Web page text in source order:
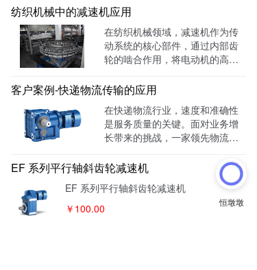
调速，实现搅拌速度的精准调
节，显著提高了物料混合均匀性
和化学反应的控制精度，同时降
低了能耗和安全风险，推动化工
行业的智能化发展。
纺织机械中的减速机应用
在纺织机械领域，减速机作为传
动系统的核心部件，通过内部齿
轮的啮合作用，将电动机的高速
保纺织过程的顺利进行。在纺纱
机中，减速机为纺锭提供稳定动
力，调节旋转速度，提高生产效
率；在织机上，它精确控制综框
和梭子的运动，提高织物质量，
减速机为针杆和压脚提供稳定驱
动力，确保缝合质量，适应不同
材质。减速机技术的不断创新和
完善，为纺织行业的繁荣与发展
客户案例-快递物流传输的应用
在快递物流行业，速度和准确性
是服务质量的关键。面对业务增
长带来的挑战，一家领先物流企
减速机，成功解决了输送机速度
控制问题，显著提升了物流效率
和降低了运营成本。
EF 系列平行轴斜齿轮减速机
EF 系列平行轴斜齿轮减速机
￥100.00